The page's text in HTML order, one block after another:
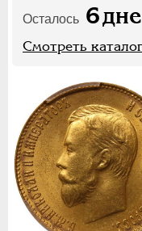
Осталось 6
Смотреть